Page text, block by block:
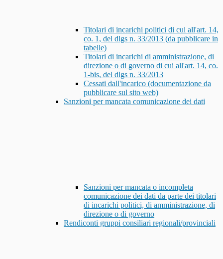
Titolari di incarichi politici di cui all'art. 14,
co. 1, del dlgs n. 33/2013 (da pubblicare in
tabelle)
Titolari di incarichi di amministrazione, di
direzione o di governo di cui all'art. 14, co.
1-bis, del dlgs n. 33/2013
Cessati dall'incarico (documentazione da
pubblicare sul sito web)
Sanzioni per mancata comunicazione dei dati
Sanzioni per mancata o incompleta
comunicazione dei dati da parte dei titolari
di incarichi politici, di amministrazione, di
direzione o di governo
Rendiconti gruppi consiliari regionali/provinciali